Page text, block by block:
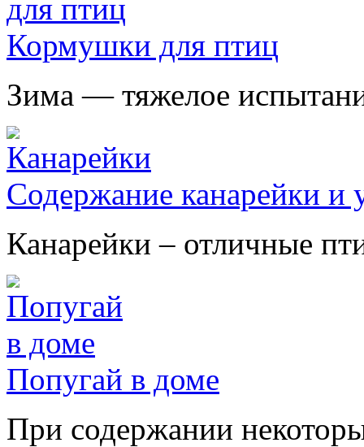
Кормушки для птиц
Зима — тяжелое
Содержание канарейки и
Канарейки – отличные
Попугай в доме
При содержании